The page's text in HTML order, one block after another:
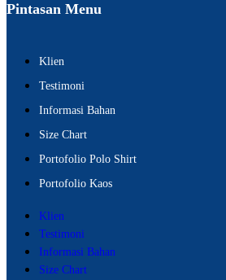
Pintasan Menu
Klien
Testimoni
Informasi Bahan
Size Chart
Portofolio Polo Shirt
Portofolio Kaos
Klien
Testimoni
Informasi Bahan
Size Chart